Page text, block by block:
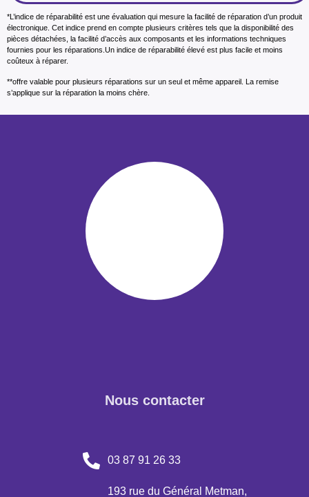
*L’indice de réparabilité est une évaluation qui mesure la facilité de réparation d’un produit
électronique. Cet indice prend en compte plusieurs critères tels que la disponibilité des
pièces détachées, la facilité d’accès aux composants et les informations techniques
fournies pour les réparations.Un indice de réparabilité élevé est plus facile et moins
coûteux à réparer.
**offre valable pour plusieurs réparations sur un seul et même appareil. La remise
s’applique sur la réparation la moins chère.
Nous contacter
03 87 91 26 33
193 rue du Général Metman,